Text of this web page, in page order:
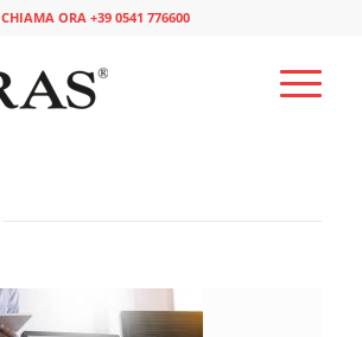
CHIAMA ORA +39 0541 776600